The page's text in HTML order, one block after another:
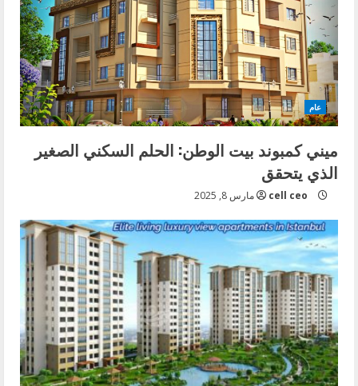
عام
ميني كمبوند بيت الوطن: الحلم السكني الصغير
الذي يتحقق
cell ceo مارس 8, 2025